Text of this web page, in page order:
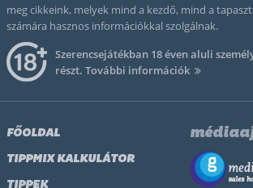
meg cikkeink, melyek mind a kezdő, mind a
számára hasznos információkkal szolgálnak.
Szerencsejátékban 18 éven aluli
részt. További információk
FŐOLDAL
TIPPMIX KALKULÁTOR
TIPPEK